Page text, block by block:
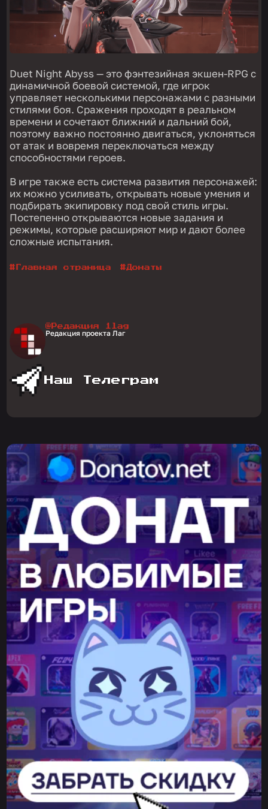
Duet Night Abyss — это фэнтезийная экшен-RPG с
динамичной боевой системой, где игрок
управляет несколькими персонажами с разными
стилями боя. Сражения проходят в реальном
времени и сочетают ближний и дальний бой,
поэтому важно постоянно двигаться, уклоняться
от атак и вовремя переключаться между
способностями героев.
В игре также есть система развития персонажей:
их можно усиливать, открывать новые умения и
подбирать экипировку под свой стиль игры.
Постепенно открываются новые задания и
режимы, которые расширяют мир и дают более
сложные испытания.
# Главная страница # Донаты
@Редакция 1lag
Редакция проекта Лаг
Наш Телеграм